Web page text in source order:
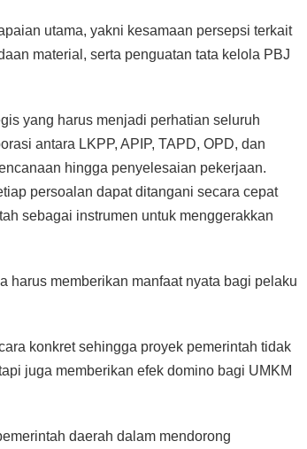
utama, yakni kesamaan persepsi terkait
material, serta penguatan tata kelola PBJ
yang harus menjadi perhatian seluruh
antara LKPP, APIP, TAPD, OPD, dan
hingga penyelesaian pekerjaan.
persoalan dapat ditangani secara cepat
sebagai instrumen untuk menggerakkan
harus memberikan manfaat nyata bagi pelaku
konkret sehingga proyek pemerintah tidak
juga memberikan efek domino bagi UMKM
daerah dalam mendorong